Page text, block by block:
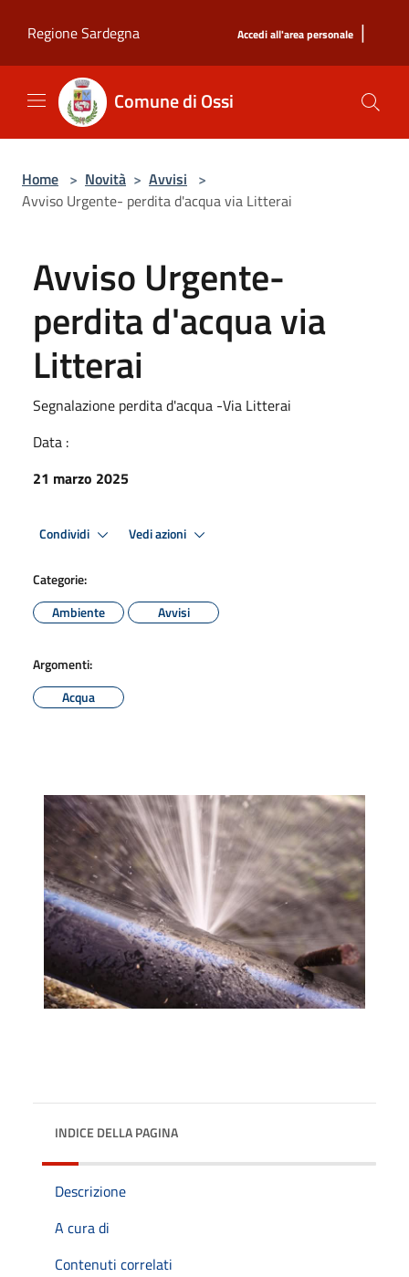
Regione Sardegna
Accedi all'area personale |
Comune di Ossi
Home > Novità > Avvisi >
Avviso Urgente- perdita d'acqua via Litterai
Avviso Urgente-
perdita d'acqua via
Litterai
Segnalazione perdita d'acqua -Via Litterai
Data :
21 marzo 2025
Condividi Vedi azioni
Categorie:
Ambiente
Avvisi
Argomenti:
Acqua
INDICE DELLA PAGINA
Descrizione
A cura di
Contenuti correlati